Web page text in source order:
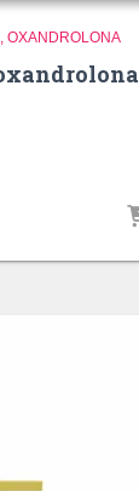
OXANDROLONA